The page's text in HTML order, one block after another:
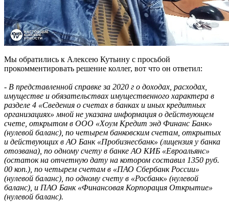
Мы обратились к Алексею Кутьину с просьбой
прокомментировать решение коллег, вот что он ответил:
- В представленной справке за 2020 г о доходах, расходах,
имуществе и обязательствах имущественного характера в
разделе 4 «Сведения о счетах в банках и иных кредитных
организациях» мной не указана информация о действующем
счете, открытом в ООО «Хоум Кредит энд Финанс Банк»
(нулевой баланс), по четырем банковским счетам, открытых
и действующих в АО Банк «Пробизнесбанк» (лицензия у банка
отозвана), по одному счету в банке АО КИБ «Евроальянс»
(остаток на отчетную дату на котором составил 1350 руб.
00 коп.), по четырем счетам в «ПАО Сбербанк России»
(нулевой баланс), по одному счету в «Росбанк» (нулевой
баланс), и ПАО Банк «Финансовая Корпорация Открытие»
(нулевой баланс).